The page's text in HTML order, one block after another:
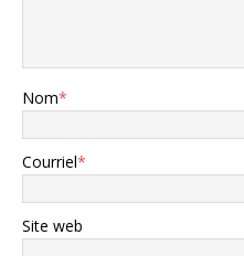
Nom*
Courriel*
Site web